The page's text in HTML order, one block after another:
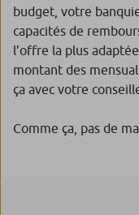
budget, votre
capacités de
l’offre la plus
montant des
ça avec votre
Comme ça, pas de